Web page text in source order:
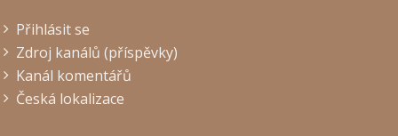
Přihlásit se
Zdroj kanálů (příspěvky)
Kanál komentářů
Česká lokalizace